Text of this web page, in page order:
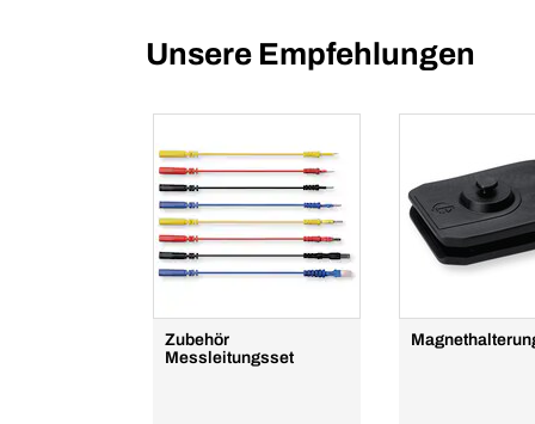
Unsere Empfehlungen
Zubehör
Messleitungsset